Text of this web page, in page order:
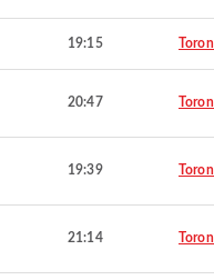
19:15
20:47
19:39
21:14